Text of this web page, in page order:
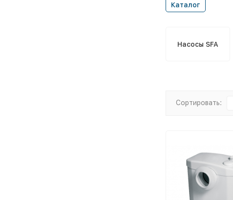
Каталог
Насосы SFA
Сортировать: